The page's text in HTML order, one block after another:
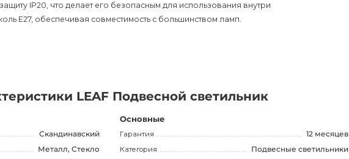
IP20, что делает его безопасным для использования внутри
E27, обеспечивая совместимость с большинством ламп.
и комфорта. Благодаря его современному дизайну и разнообразию
Если у вас возникнут дополнительные вопросы или вам понадобится
к нашим менеджерам магазина. Выберите светильник LEAF и
интерьер!
LEAF Подвесной светильник
Скандинавский
Металл, Стекло
Основные
Гарантия
12 месяцев
Категория
Подвесные светильники